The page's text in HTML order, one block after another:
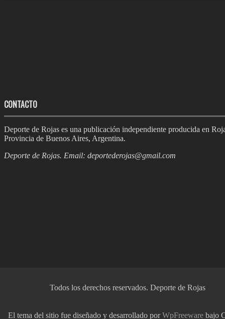
CONTACTO
Deporte de Rojas es una publicación independiente producida en
Provincia de Buenos Aires, Argentina.
Deporte de Rojas. Email: deportederojas@gmail.com
Todos los derechos reservados. Deporte de Rojas
El tema del sitio fue diseñado y desarrollado porWpFreewarebajo